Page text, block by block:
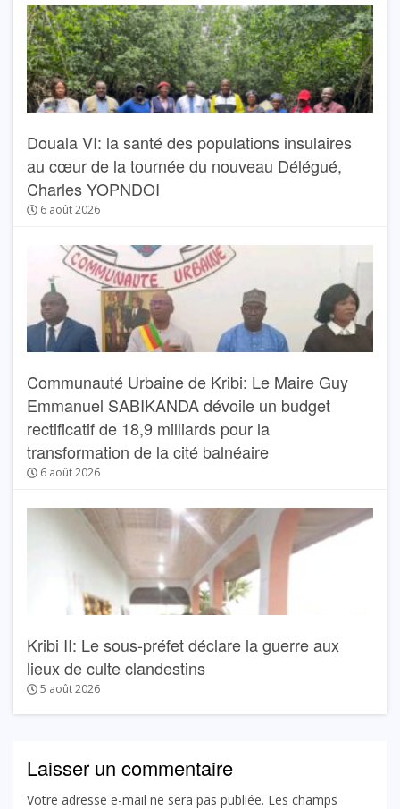
Douala VI: la santé des populations insulaires
au cœur de la tournée du nouveau Délégué,
Charles YOPNDOI
6 août 2026
Communauté Urbaine de Kribi: Le Maire Guy
Emmanuel SABIKANDA dévoile un budget
rectificatif de 18,9 milliards pour la
transformation de la cité balnéaire
6 août 2026
Kribi II: Le sous-préfet déclare la guerre aux
lieux de culte clandestins
5 août 2026
Laisser un commentaire
Votre adresse e-mail ne sera pas publiée. Les champs